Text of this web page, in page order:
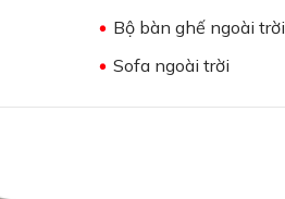
Bộ bàn ghế ngoài trời
Sofa ngoài trời